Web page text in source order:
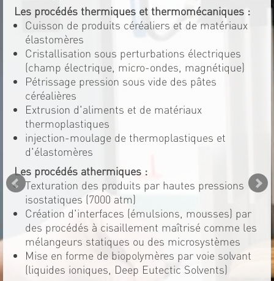
Les procédés thermiques et thermomécaniques :
Cuisson de produits céréaliers et de matériaux
élastomères
Cristallisation sous perturbations électriques
(champ électrique, micro-ondes, magnétique)
Pétrissage pression sous vide des pâtes
céréalières
Extrusion d'aliments et de matériaux
thermoplastiques
injection-moulage de thermoplastiques et
d'élastomères
Les procédés athermiques :
Texturation des produits par hautes pressions
isostatiques (7000 atm)
Création d'interfaces (émulsions, mousses) par
des procédés à cisaillement maîtrisé comme les
mélangeurs statiques ou des microsystèmes
Mise en forme de biopolymères par voie solvant
(liquides ioniques, Deep Eutectic Solvents)